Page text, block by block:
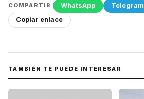
COMPARTIR WhatsApp Telegram
Copiar enlace
TAMBIÉN TE PUEDE INTERESAR